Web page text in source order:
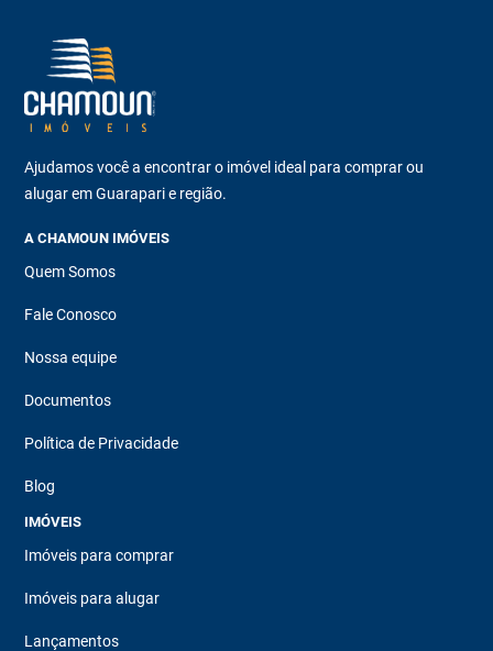
Ajudamos você a encontrar o imóvel ideal para comprar ou
alugar em Guarapari e região.
A CHAMOUN IMÓVEIS
Quem Somos
Fale Conosco
Nossa equipe
Documentos
Política de Privacidade
Blog
IMÓVEIS
Imóveis para comprar
Imóveis para alugar
Lançamentos